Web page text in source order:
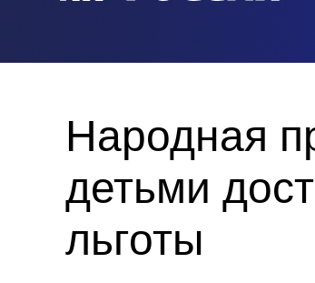
Народная
детьми
льготы